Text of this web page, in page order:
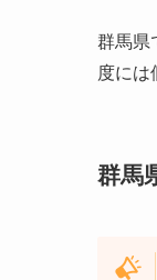
群馬県
度には
群馬